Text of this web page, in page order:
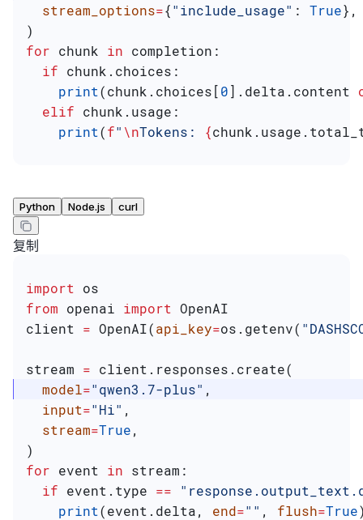
  stream_options
={"include_usage" : True
)
for chunk in completion:
  if
chunk.choices:
    print
(chunk.choices[0].delta.content
  elif
    print
(f" \nTokens: {
Python Node.js curl
复制
import os
from openai import OpenAI
client = OpenAI(api_key=os.getenv(
stream = client.responses.create(
  model
="qwen3.7-plus" ,
  input
="Hi" ,
  stream
=True
)
for event in stream:
  if
event.type ==
    print
(event.delta, end="" , flush=True